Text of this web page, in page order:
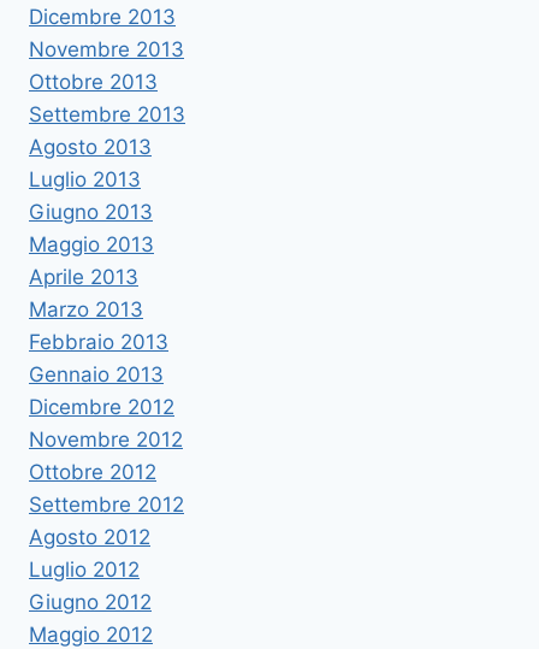
Dicembre 2013
Novembre 2013
Ottobre 2013
Settembre 2013
Agosto 2013
Luglio 2013
Giugno 2013
Maggio 2013
Aprile 2013
Marzo 2013
Febbraio 2013
Gennaio 2013
Dicembre 2012
Novembre 2012
Ottobre 2012
Settembre 2012
Agosto 2012
Luglio 2012
Giugno 2012
Maggio 2012